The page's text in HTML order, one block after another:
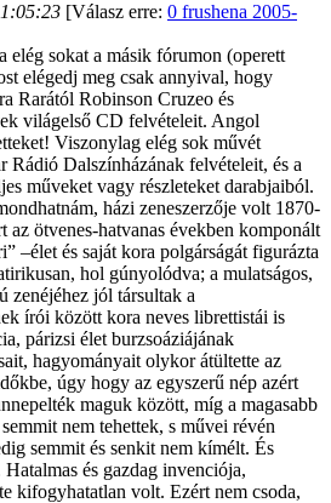
[Válasz erre: 0 frushena 2005-
elég sokat a másik fórumon (operett
elégedj meg csak annyival, hogy
Rarától Robinson Cruzeo és
világelső CD felvételeit. Angol
Viszonylag elég sok művét
Rádió Dalszínházának felvételeit, és a
műveket vagy részleteket darabjaiból.
házi zeneszerzője volt 1870-
az ötvenes-hatvanas években komponált
–élet és saját kora polgárságát figurázta
hol gúnyolódva; a mulatságos,
zenéjéhez jól társultak a
írói között kora neves librettistái is
párizsi élet burzsoáziájának
hagyományait olykor átültette az
úgy hogy az egyszerű nép azért
maguk között, míg a magasabb
nem tehettek, s művei révén
semmit és senkit nem kímélt. És
és gazdag invenciója,
kifogyhatatlan volt. Ezért nem csoda,